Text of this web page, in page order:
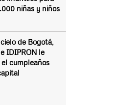
niñas y niños
de Bogotá,
IDIPRON le
cumpleaños